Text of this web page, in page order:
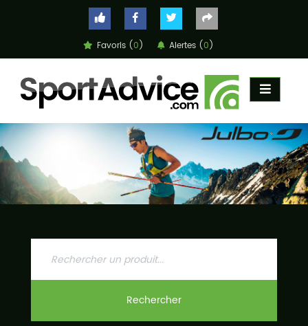
Favoris (0) Alertes (0)
COMPARATEUR
CONSEILS
CONTACT
Rechercher